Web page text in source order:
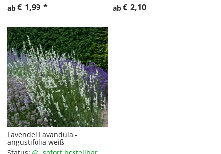
ab€ 1,99 *
ab€ 2,10
Lavendel Lavandula -
angustifolia weiß